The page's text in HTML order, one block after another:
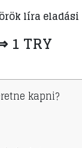
líra eladási
1 TRY
kapni?